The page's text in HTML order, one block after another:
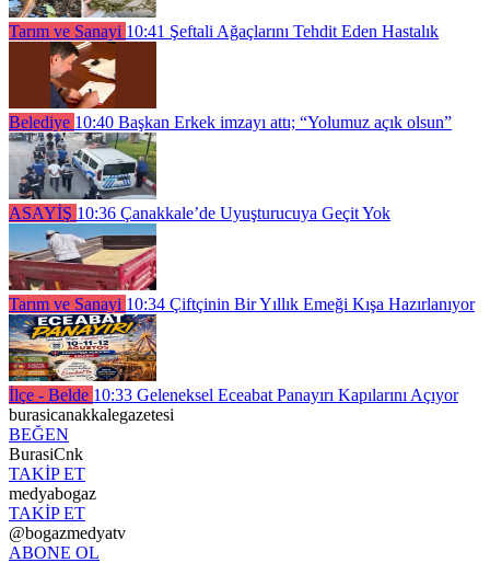
Tarım ve Sanayi 10:41 Şeftali Ağaçlarını Tehdit Eden Hastalık
Belediye 10:40 Başkan Erkek imzayı attı; “Yolumuz açık olsun”
ASAYİŞ 10:36 Çanakkale’de Uyuşturucuya Geçit Yok
Tarım ve Sanayi 10:34 Çiftçinin Bir Yıllık Emeği Kışa Hazırlanıyor
İlçe - Belde 10:33 Geleneksel Eceabat Panayırı Kapılarını Açıyor
burasicanakkalegazetesi
BEĞEN
BurasiCnk
TAKİP ET
medyabogaz
TAKİP ET
@bogazmedyatv
ABONE OL